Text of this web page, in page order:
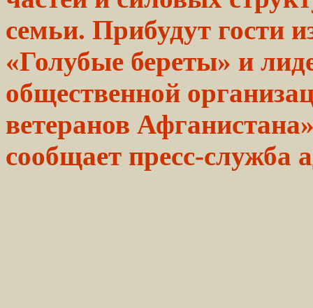
семьи. Прибудут гости
«Голубые береты» и
общественной
ветеранов
сообщает пресс-служба